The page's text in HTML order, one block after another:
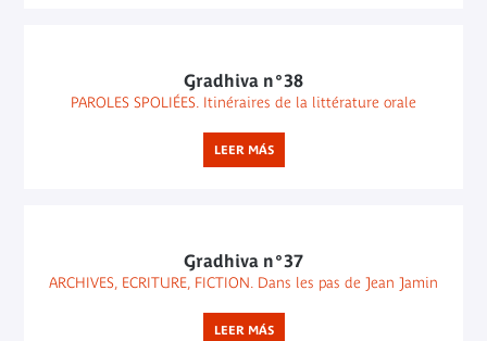
Gradhiva n°38
PAROLES SPOLIÉES. Itinéraires de la littérature orale
LEER MÁS
Gradhiva n°37
ARCHIVES, ECRITURE, FICTION. Dans les pas de Jean Jamin
LEER MÁS